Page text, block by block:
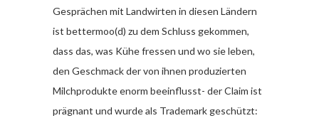
Gesprächen mit Landwirten in diesen Ländern
ist bettermoo(d) zu dem Schluss gekommen,
dass das, was Kühe fressen und wo sie leben,
den Geschmack der von ihnen produzierten
Milchprodukte enorm beeinflusst- der Claim ist
prägnant und wurde als Trademark geschützt: